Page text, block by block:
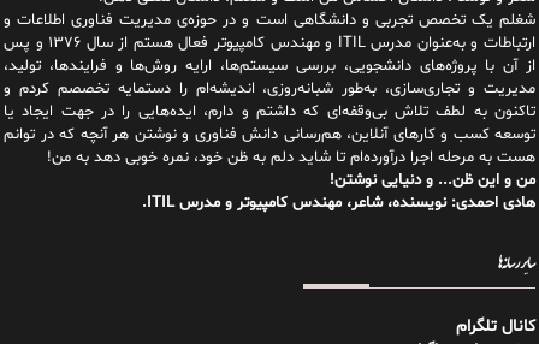
شغلم یک تخصص تجربی و دانشگاهی است و در حوزه‌ی مدیریت فناوری اطلاعات و
ارتباطات و به‌عنوان مدرس ITIL و مهندس کامپیوتر فعال هستم از سال ۱۳۷۶ و پس
از آن با پروژه‌های دانشجویی، بررسی سیستم‌ها، ارایه روش‌ها و فرایندها، تولید،
مدیریت و تجاری‌سازی، به‌طور شبانه‌روزی، اندیشه‌ام را دستمایه تخصصم کردم و
تاکنون به لطف تلاش بی‌وقفه‌ای که داشتم و دارم، اید‌ه‌هایی را در جهت ایجاد یا
توسعه کسب و کارهای آنلاین، هم‌رسانی دانش فناوری و نوشتن هر آنچه که در توانم
هست به مرحله اجرا درآورده‌ام تا شاید دلم به ظن خود، نمره خوبی دهد به من!
من و این ظن... و دنیایی نوشتن!
هادی احمدی: نویسنده، شاعر، مهندس کامپیوتر و مدرس ITIL.
سایر رسانه‌ها
کانال تلگرام